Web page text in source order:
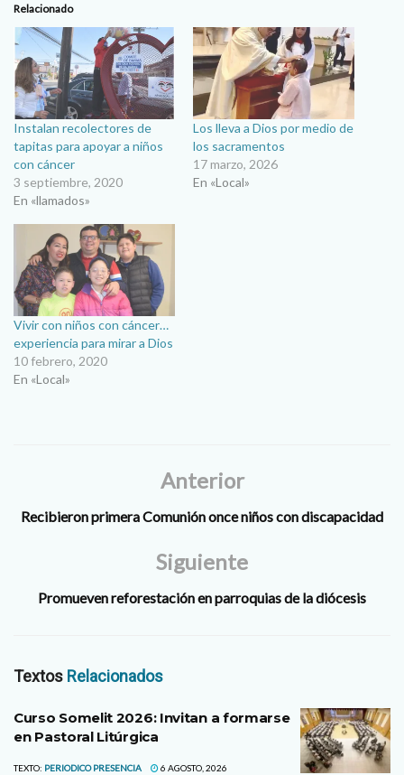
Relacionado
Instalan recolectores de
tapitas para apoyar a niños
con cáncer
3 septiembre, 2020
En «llamados»
Los lleva a Dios por medio de
los sacramentos
17 marzo, 2026
En «Local»
Vivir con niños con cáncer…
experiencia para mirar a Dios
10 febrero, 2020
En «Local»
Anterior
Recibieron primera Comunión once niños con discapacidad
Siguiente
Promueven reforestación en parroquias de la diócesis
Textos Relacionados
Curso Somelit 2026: Invitan a formarse
en Pastoral Litúrgica
TEXTO: PERIODICO PRESENCIA 6 AGOSTO, 2026